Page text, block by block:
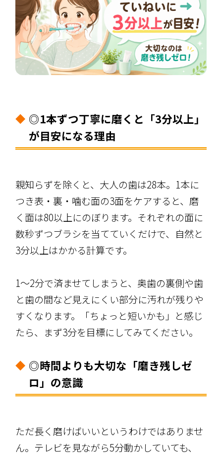
◎1本ずつ丁寧に磨くと「3分以上」
が目安になる理由
親知らずを除くと、大人の歯は28本。1本に
つき表・裏・噛む面の3面をケアすると、磨
く面は80以上にのぼります。それぞれの面に
数秒ずつブラシを当てていくだけで、自然と
3分以上はかかる計算です。
1〜2分で済ませてしまうと、奥歯の裏側や歯
と歯の間など見えにくい部分に汚れが残りや
すくなります。「ちょっと短いかも」と感じ
たら、まず3分を目標にしてみてください。
◎時間よりも大切な「磨き残しゼ
ロ」の意識
ただ長く磨けばいいというわけではありませ
ん。テレビを見ながら5分動かしていても、